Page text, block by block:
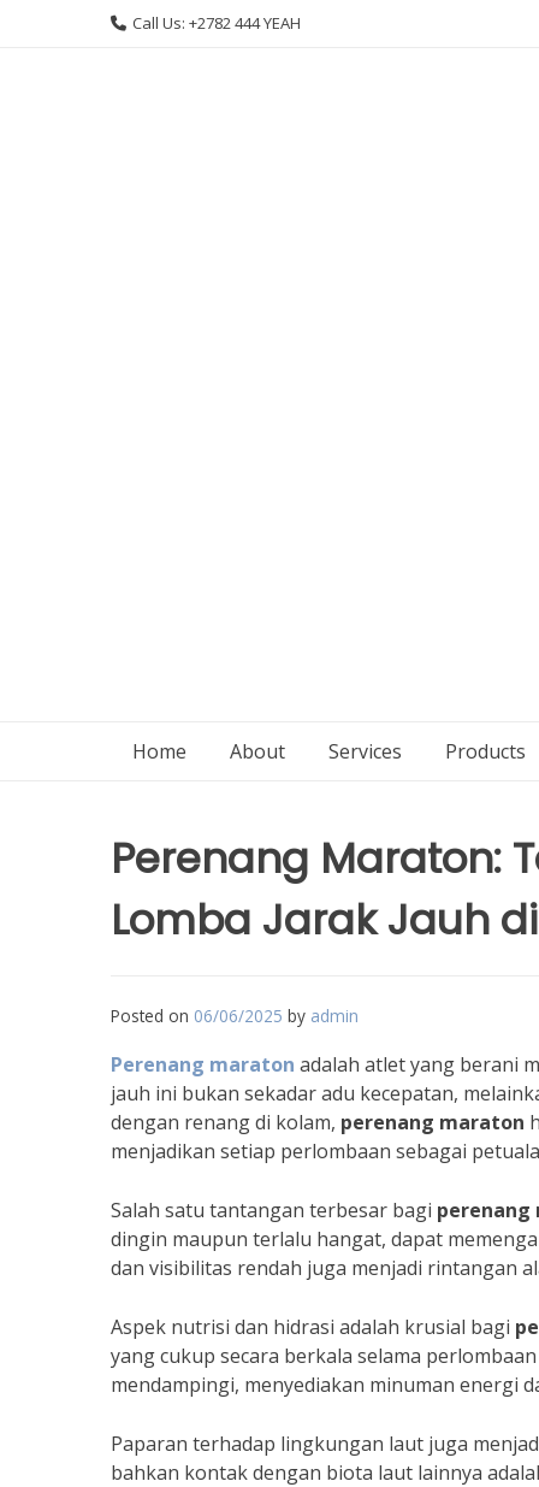
Call Us: +2782 444 YEAH
Home About Services Products
Perenang Maraton:
Lomba Jarak Jauh
Posted on 06/06/2025 by admin
Perenang maraton adalah atlet yang berani
jauh ini bukan sekadar adu kecepatan,
dengan renang di kolam, perenang maraton
menjadikan setiap perlombaan sebagai
Salah satu tantangan terbesar bagi perenang
dingin maupun terlalu hangat, dapat
dan visibilitas rendah juga menjadi rintangan
Aspek nutrisi dan hidrasi adalah krusial bagi
yang cukup secara berkala selama
mendampingi, menyediakan minuman energi
Paparan terhadap lingkungan laut juga
bahkan kontak dengan biota laut lainnya